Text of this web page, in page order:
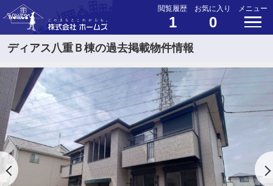
閲覧履歴
1
お気に入り
0
メニュー
ディアス八重Ｂ棟の過去掲載物件情報